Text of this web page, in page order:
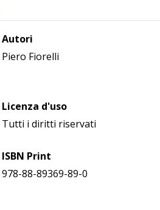
Autori
Piero Fiorelli
Licenza d'uso
Tutti i diritti riservati
ISBN Print
978-88-89369-89-0